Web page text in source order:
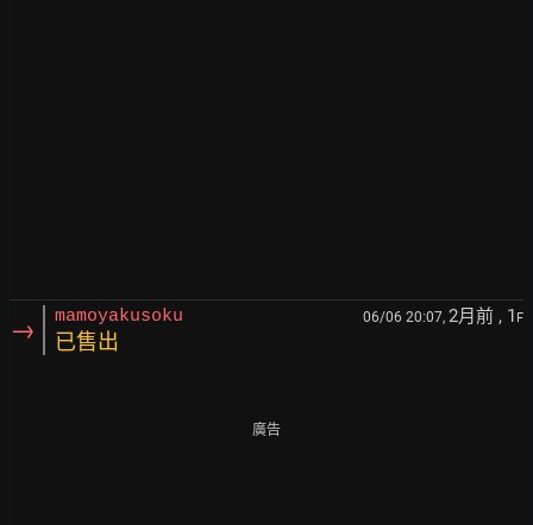
→ mamoyakusoku 06/06 20:07, 2月前 , 1 F
已售出
廣告